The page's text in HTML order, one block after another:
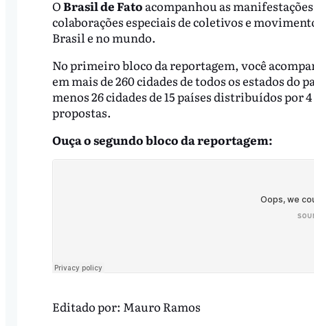
OBrasil de Fato acompanhou as
colaborações especiais de coletivos e
Brasil e no mundo.
No primeiro bloco da reportagem, você
em mais de 260 cidades de todos os estados do
menos 26 cidades de 15 países distribuídos
propostas.
Ouça o segundo bloco da reportagem:
Editado por: Mauro Ramos